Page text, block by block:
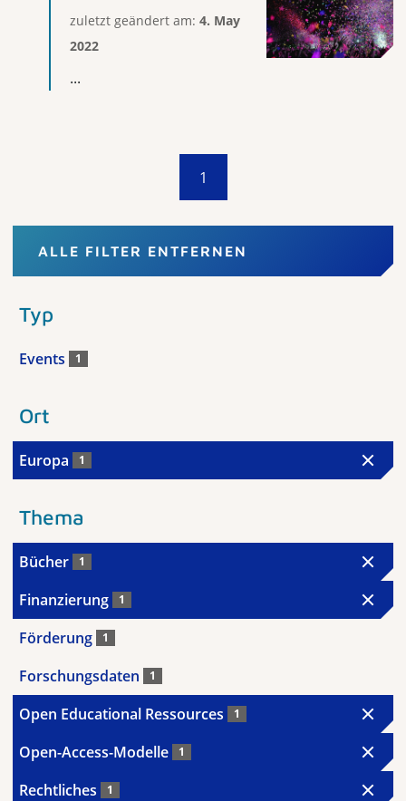
zuletzt geändert am: 4. May
2022
...
1
ALLE FILTER ENTFERNEN
Typ
Events 1
Ort
Europa 1
Thema
Bücher 1
Finanzierung 1
Förderung 1
Forschungsdaten 1
Open Educational Ressources 1
Open-Access-Modelle 1
Rechtliches 1